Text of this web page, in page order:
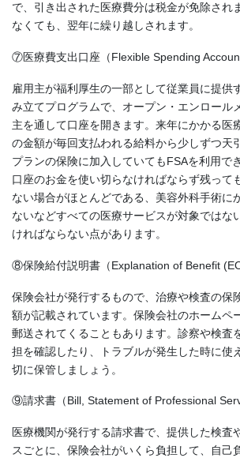
で、引き出された医療費分は税金が免除され
なくても、翌年に繰り越しされます。
⑦医療費支出口座（Flexible Spending
雇用主が福利厚生の一部として従業員に提供
み立てプログラムで、オープン・エンロール
主を通して口座を開きます。来年にかかる医
の金額が毎回支払われる給料から少しずつ天
プランの保険に加入していてもFSAを利用で
口座のお金を使い切らなければならず残って
ない場合がほとんどである、美容外科手術に
ないなどすべての医療サービスが対象ではな
ければならない点があります。
⑧保険給付説明書（Explanation of Benefit
保険会社が発行するもので、治療や検査の保
額が記載されています。保険会社のホームペ
郵送されてくることもあります。診察や検査
担を確認したり、トラブルが発生した時に使
切に保管しましょう。
⑨請求書（Bill, Statement of Professional
医療機関が発行する請求書で、提供した検査
スごとに、保険会社がいくら負担して、自己